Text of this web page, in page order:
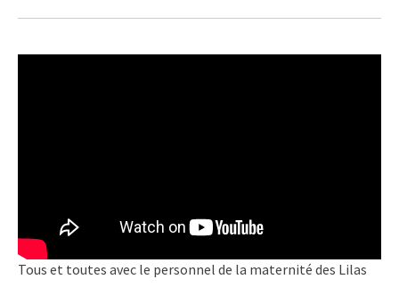
Tous et toutes avec le personnel de la maternité des Lilas